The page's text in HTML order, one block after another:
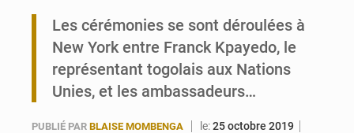
Les cérémonies se sont déroulées à
New York entre Franck Kpayedo, le
représentant togolais aux Nations
Unies, et les ambassadeurs…
PUBLIÉ PAR BLAISE MOMBENGA le:25 octobre 2019